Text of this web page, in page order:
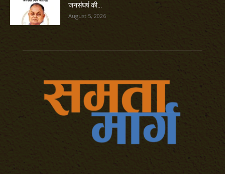
जनसंघर्ष की...
August 5, 2026